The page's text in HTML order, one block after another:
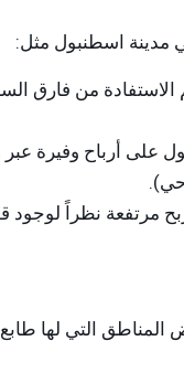
مدينة اسطنبول مثل:
الاستفادة من فارق
أرباح وفيرة عبر
مرتفعة نظراً لوجود
التي لها